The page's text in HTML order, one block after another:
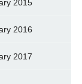
2015
2016
2017